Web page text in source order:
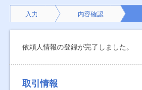
入力 内容確認
依頼人情報の登録が完了しました。
取引情報